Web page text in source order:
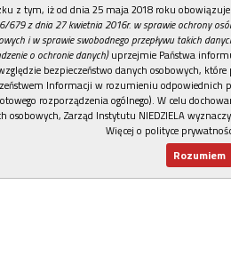
z tym, iż od dnia 25 maja 2018 roku obowiązuje
679 z dnia 27 kwietnia 2016r. w sprawie ochrony
i w sprawie swobodnego przepływu takich
o ochronie danych)uprzejmie Państwa
bezpieczeństwo danych osobowych,
Informacji w rozumieniu odpowiednich
rozporządzenia ogólnego). W celu
osobowych, Zarząd Instytutu NIEDZIELA
Więcej o polityce
Rozumiem